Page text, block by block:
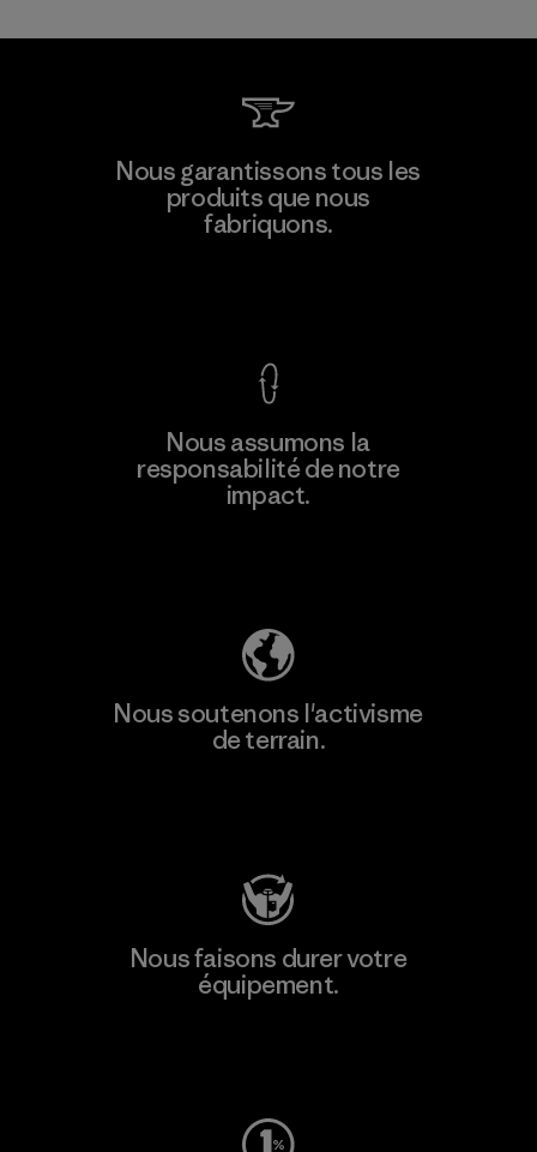
Kwang Viet Garment Co., Ltd
Nous garantissons tous les
produits que nous
fabriquons.
Nous assumons la
responsabilité de notre
impact.
Nous soutenons l'activisme
de terrain.
Nous faisons durer votre
équipement.